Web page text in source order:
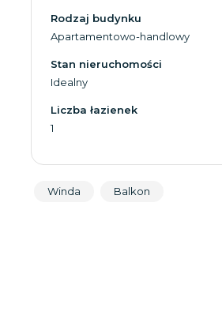
Rodzaj budynku
Apartamentowo-handlowy
Stan nieruchomości
Idealny
Liczba łazienek
1
Winda Balkon